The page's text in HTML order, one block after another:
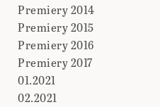
Premiery 2014
Premiery 2015
Premiery 2016
Premiery 2017
01.2021
02.2021